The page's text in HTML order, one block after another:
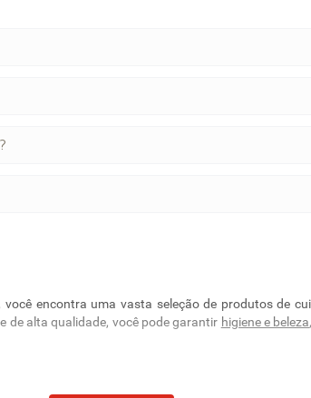
encontra uma vasta seleção de produtos de
de alta qualidade, você pode garantir higiene e beleza